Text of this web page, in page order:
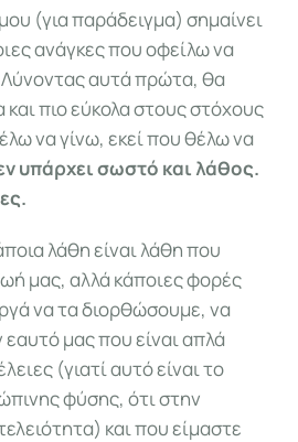
(για παράδειγμα) σημαίνει
ανάγκες που οφείλω να
αυτά πρώτα, θα
πιο εύκολα στους στόχους
να γίνω, εκεί που θέλω να
υπάρχει σωστό και λάθος.
λάθη είναι λάθη που
μας, αλλά κάποιες φορές
να τα διορθώσουμε, να
μας που είναι απλά
(γιατί αυτό είναι το
φύσης, ότι στην
και που είμαστε